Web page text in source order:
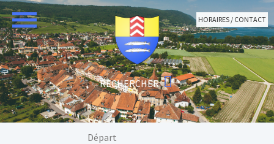
Aller au contenu principal
HORAIRES / CONTACT
Départ